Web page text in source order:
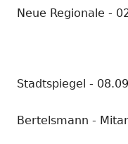
Neue Regionale -
Stadtspiegel -
Bertelsmann -